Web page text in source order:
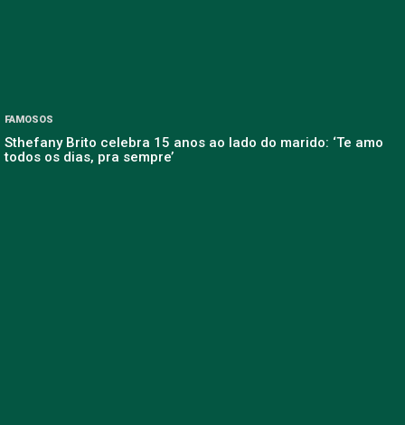
FAMOSOS
Sthefany Brito celebra 15 anos ao lado do marido: ‘Te amo
todos os dias, pra sempre’